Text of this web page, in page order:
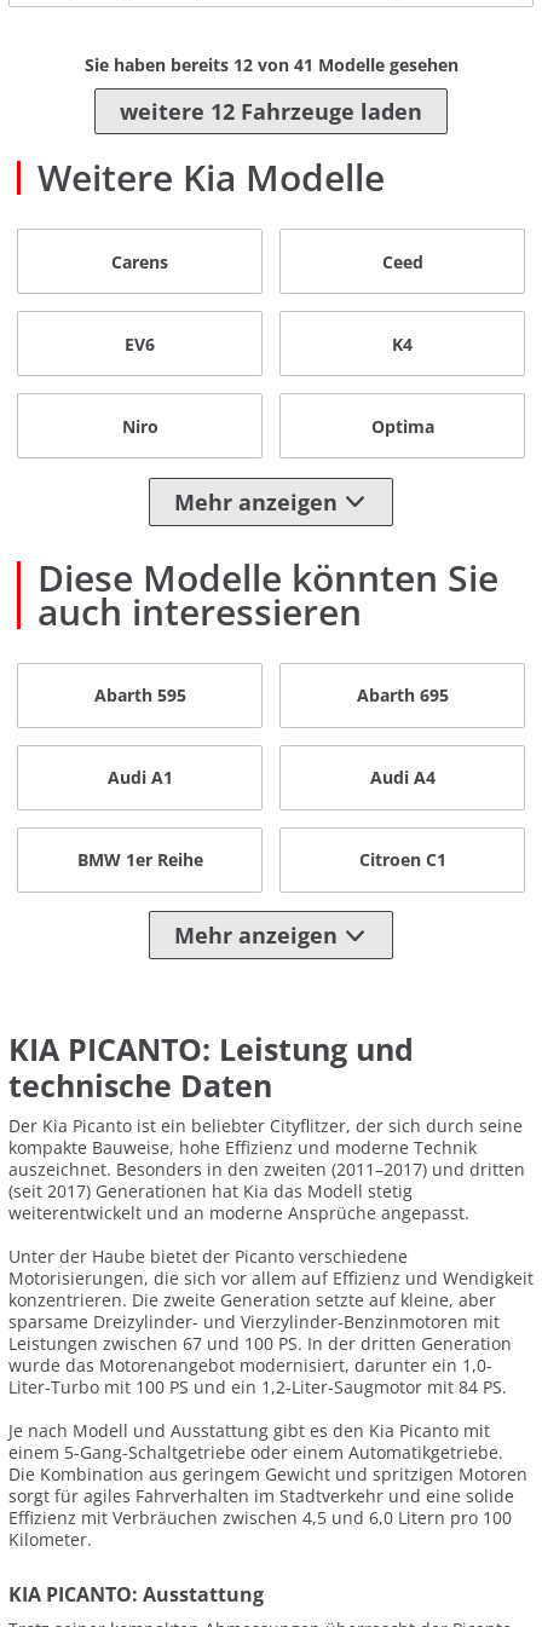
Sie haben bereits 12von 41 Modelle gesehen
weitere 12 Fahrzeuge laden
Weitere Kia Modelle
Carens Ceed
EV6 K4
Niro Optima
Mehr anzeigen
Diese Modelle könnten Sie
auch interessieren
Abarth 595 Abarth 695
Audi A1 Audi A4
BMW 1er Reihe Citroen C1
Mehr anzeigen
KIA PICANTO: Leistung und
technische Daten
Der Kia Picanto ist ein beliebter Cityflitzer, der sich durch seine
kompakte Bauweise, hohe Effizienz und moderne Technik
auszeichnet. Besonders in den zweiten (2011–2017) und dritten
(seit 2017) Generationen hat Kia das Modell stetig
weiterentwickelt und an moderne Ansprüche angepasst.
Unter der Haube bietet der Picanto verschiedene
Motorisierungen, die sich vor allem auf Effizienz und Wendigkeit
konzentrieren. Die zweite Generation setzte auf kleine, aber
sparsame Dreizylinder- und Vierzylinder-Benzinmotoren mit
Leistungen zwischen 67 und 100 PS. In der dritten Generation
wurde das Motorenangebot modernisiert, darunter ein 1,0-
Liter-Turbo mit 100 PS und ein 1,2-Liter-Saugmotor mit 84 PS.
Je nach Modell und Ausstattung gibt es den Kia Picanto mit
einem 5-Gang-Schaltgetriebe oder einem Automatikgetriebe.
Die Kombination aus geringem Gewicht und spritzigen Motoren
sorgt für agiles Fahrverhalten im Stadtverkehr und eine solide
Effizienz mit Verbräuchen zwischen 4,5 und 6,0 Litern pro 100
Kilometer.
KIA PICANTO: Ausstattung